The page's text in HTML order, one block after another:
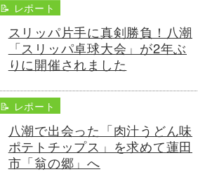
📝 レポート
スリッパ片手に真剣勝負！八潮
「スリッパ卓球大会」が2年ぶ
りに開催されました
📝 レポート
八潮で出会った「肉汁うどん味
ポテトチップス」を求めて蓮田
市「翁の郷」へ